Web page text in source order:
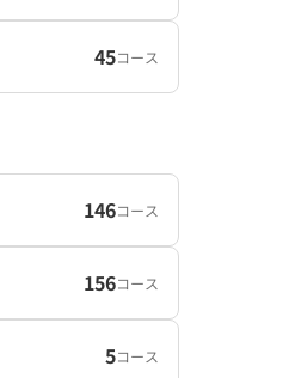
45コース
146コース
156コース
5コース